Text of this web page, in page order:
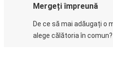
Mergeți împreună
De ce să mai adăugați o
alege călătoria în comun?